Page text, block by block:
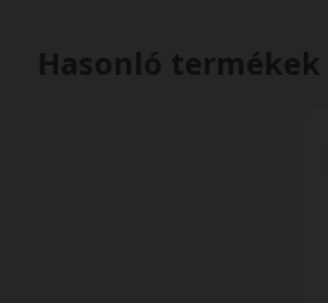
Hasonló termékek